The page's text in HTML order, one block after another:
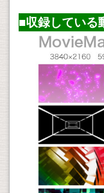
■収録している